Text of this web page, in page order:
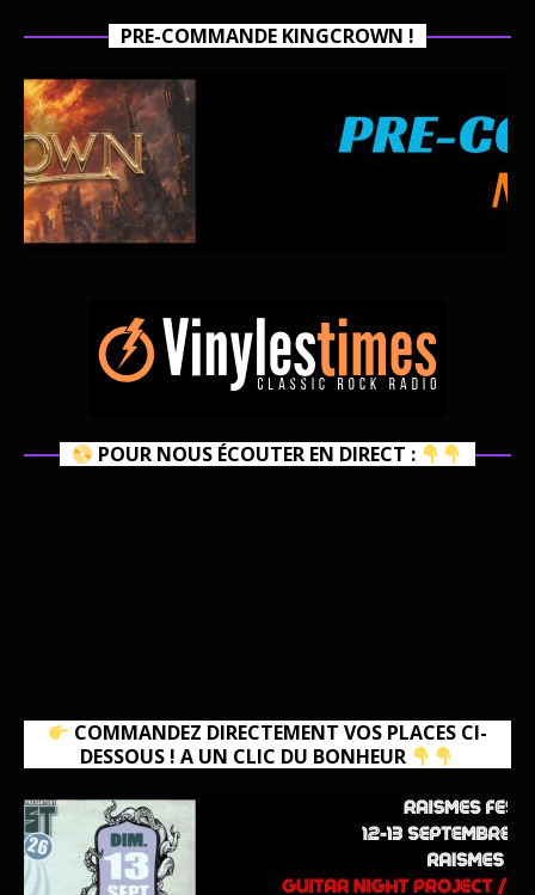
PRE-COMMANDE KINGCROWN !
POUR NOUS ÉCOUTER EN DIRECT :
COMMANDEZ DIRECTEMENT VOS PLACES CI-
DESSOUS ! A UN CLIC DU BONHEUR